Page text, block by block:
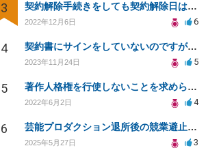
3 契約解除手続きをしても契約解除日は契約期間満了日だと言われました。
2022年12月6日 6
4 契約書にサインをしていないのですが、違約金を求められる。
2023年11月24日 5
5 著作人格権を行使しないことを求められた場合
2022年6月2日 4
6 芸能プロダクション退所後の競業避止義務について
2025年5月27日 3